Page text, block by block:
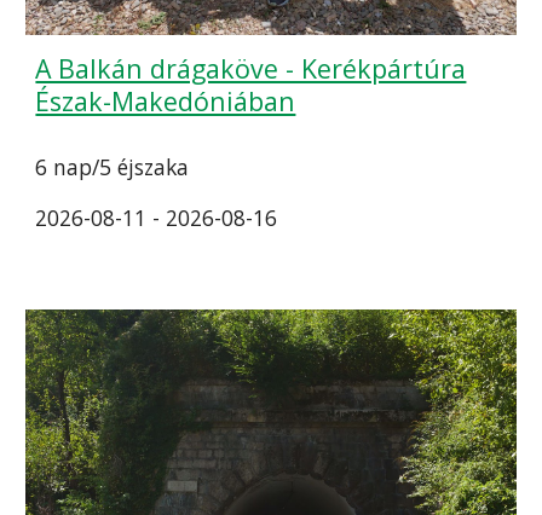
A Balkán drágaköve - Kerékpártúra
Észak-Makedóniában
6 nap/5 éjszaka
2026-08-11 - 2026-08-16